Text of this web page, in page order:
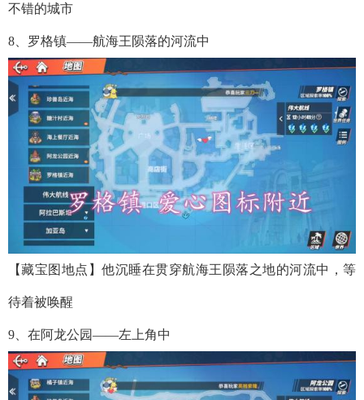
不错的城市
8、罗格镇——航海王陨落的河流中
【藏宝图地点】他沉睡在贯穿航海王陨落之地的河流中，等
待着被唤醒
9、在阿龙公园——左上角中